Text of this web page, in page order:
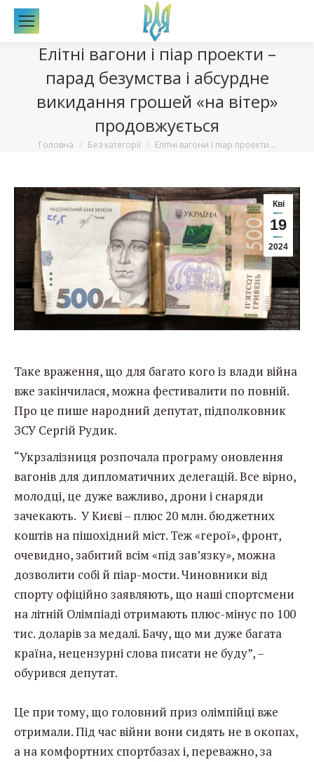
Елітні вагони і піар проекти –
парад безумства і абсурдне
викидання грошей «на вітер»
продовжується
Вы здесь:
Головна Без категорії Елітні вагони і піар проекти…
Кві
19
2024
Таке враження, що для багато кого із влади війна
вже закінчилася, можна фестивалити по повній.
Про це пише народний депутат, підполковник
ЗСУ Сергій Рудик.
“Укрзалізниця розпочала програму оновлення
вагонів для дипломатичних делегацій. Все вірно,
молодці, це дуже важливо, дрони і снаряди
зачекають. У Києві – плюс 20 млн. бюджетних
коштів на пішохідний міст. Теж «герої», фронт,
очевидно, забитий всім «під зав’язку», можна
дозволити собі й піар-мости. Чиновники від
спорту офіційно заявляють, що наші спортсмени
на літній Олімпіаді отримають плюс-мінус по 100
тис. доларів за медалі. Бачу, що ми дуже багата
країна, нецензурні слова писати не буду”, –
обурився депутат.
Це при тому, що головний приз олімпійці вже
отримали. Під час війни вони сидять не в окопах,
а на комфортних спортбазах і, переважно, за